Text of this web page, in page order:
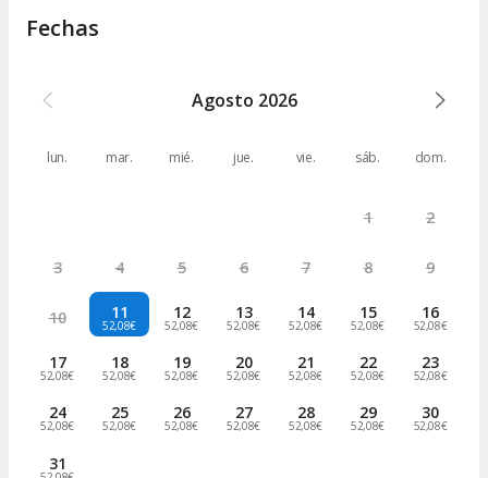
Fechas
Agosto 2026
lun. mar. mié. jue. vie. sáb. dom.
1 2
3 4 5 6 7 8 9
10 11
52,08€
12
52,08€
13
52,08€
14
52,08€
15
52,08€
16
52,08€
17
52,08€
18
52,08€
19
52,08€
20
52,08€
21
52,08€
22
52,08€
23
52,08€
24
52,08€
25
52,08€
26
52,08€
27
52,08€
28
52,08€
29
52,08€
30
52,08€
31